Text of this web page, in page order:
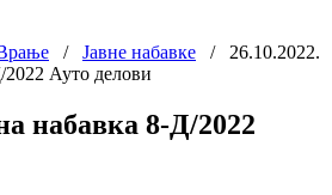
/ Јавне набавке / 26.10.2022.
2022 Ауто делови
набавка 8-Д/2022